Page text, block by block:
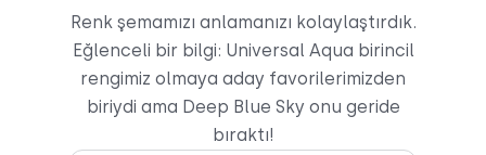
Renk şemamızı anlamanızı kolaylaştırdık.
Eğlenceli bir bilgi: Universal Aqua birincil
rengimiz olmaya aday favorilerimizden
biriydi ama Deep Blue Sky onu geride
bıraktı!